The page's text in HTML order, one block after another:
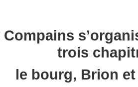
Compains
trois
le bourg, Brion et